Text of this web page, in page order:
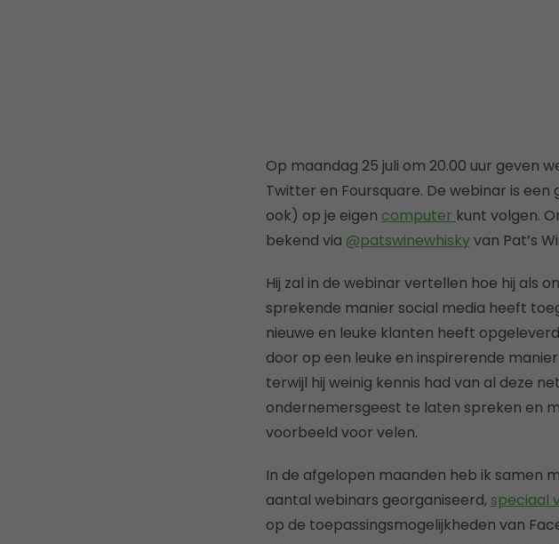
Op maandag 25 juli om 20.00 uur geven
Twitter en Foursquare. De webinar is
ook) op je eigen computer kunt volgen.
bekend via @patswinewhiskyvan Pat’s
Hij zal in de webinar vertellen hoe hij als
sprekende manier social media heeft
nieuwe en leuke klanten heeft
door op een leuke en inspirerende
terwijl hij weinig kennis had van al deze
ondernemersgeest te laten spreken en
voorbeeld voor velen.
In de afgelopen maanden heb ik samen
aantal webinars georganiseerd, speciaal
op de toepassingsmogelijkheden van